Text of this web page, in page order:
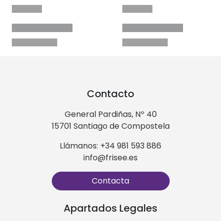
Contacto
General Pardiñas, Nº 40
15701 Santiago de Compostela
Llámanos: +34 981 593 886
info@frisee.es
Contacta
Apartados Legales